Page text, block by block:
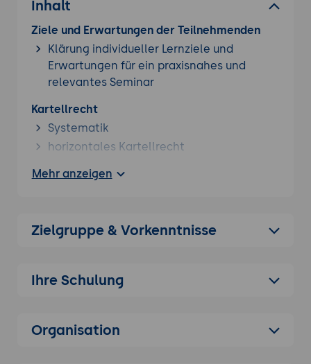
Inhalt
Ziele und Erwartungen der Teilnehmenden
Klärung individueller Lernziele und
Erwartungen für ein praxisnahes und
relevantes Seminar
Kartellrecht
Systematik
horizontales Kartellrecht
Sonderfälle und Ausnahmen
Systematik
Rechtslage im UK, USA etc.
angepasst)
Mehr anzeigen
Zielgruppe & Vorkenntnisse
Ihre Schulung
Organisation